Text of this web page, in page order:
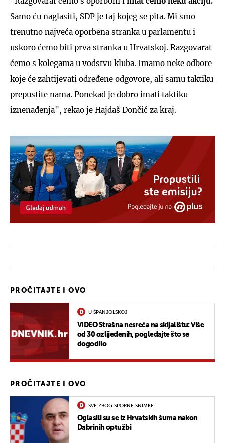
Samo ću naglasiti, SDP je taj kojeg se pita. Mi smo
trenutno najveća oporbena stranka u parlamentu i
uskoro ćemo biti prva stranka u Hrvatskoj. Razgovarat
ćemo s kolegama u vodstvu kluba. Imamo neke odbore
koje će zahtijevati određene odgovore, ali samu taktiku
prepustite nama. Ponekad je dobro imati taktiku
iznenađenja", rekao je Hajdaš Dončić za kraj.
PROČITAJTE I OVO
U ŠPANJOLSKOJ
VIDEO Strašna nesreća na skijalištu: Više
od 30 ozlijeđenih, pogledajte što se
dogodilo
PROČITAJTE I OVO
SVE ZBOG SPORNE SNIMKE
Oglasili su se iz Hrvatskih šuma nakon
Dabrinih optužbi